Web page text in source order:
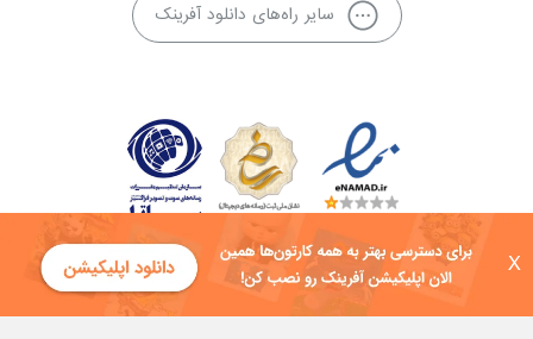
X
سایر راه‌های دانلود آفرینک
کلیه حقوق این سایت به شرکت توسعه فناوی هفت آسمان توکان تعلق دارد و